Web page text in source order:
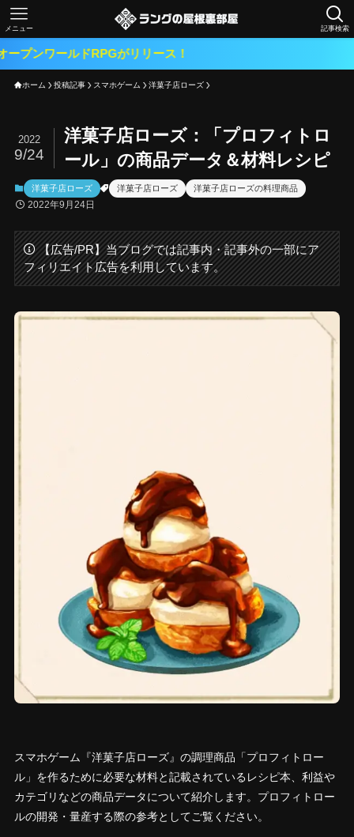
記事検索
メニュー
RPGがリリース！
ホーム 投稿記事 スマホゲーム 洋菓子店ローズ
洋菓子店ローズ：「プロフィトロ
ール」の商品データ＆材料レシピ
2022
9/24
洋菓子店ローズ 洋菓子店ローズ 洋菓子店ローズの料理商品
2022年9月24日
【広告/PR】当ブログでは記事内・記事外の一部にア
フィリエイト広告を利用しています。
スマホゲーム『洋菓子店ローズ』の調理商品「プロフィトロー
ル」を作るために必要な材料と記載されているレシピ本、利益や
カテゴリなどの商品データについて紹介します。プロフィトロー
ルの開発・量産する際の参考としてご覧ください。